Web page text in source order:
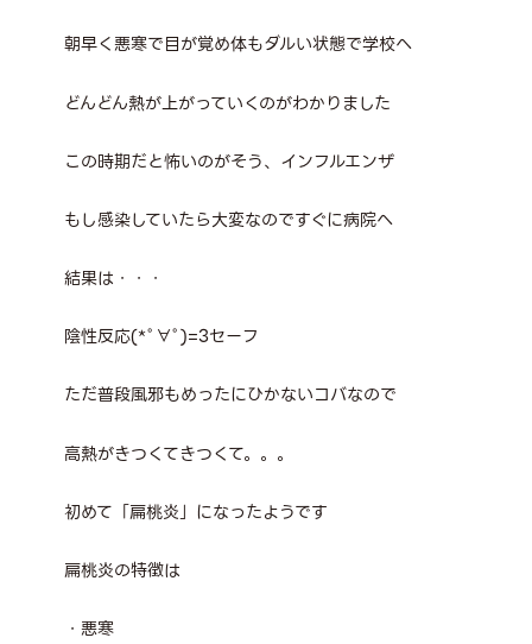
朝早く悪寒で目が覚め体もダルい状態で学校へ
どんどん熱が上がっていくのがわかりました
この時期だと怖いのがそう、インフルエンザ
もし感染していたら大変なのですぐに病院へ
結果は・・・
陰性反応(*ﾟ∀ﾟ)=3セーフ
ただ普段風邪もめったにひかないコバなので
高熱がきつくてきつくて。。。
初めて「扁桃炎」になったようです
扁桃炎の特徴は
・悪寒